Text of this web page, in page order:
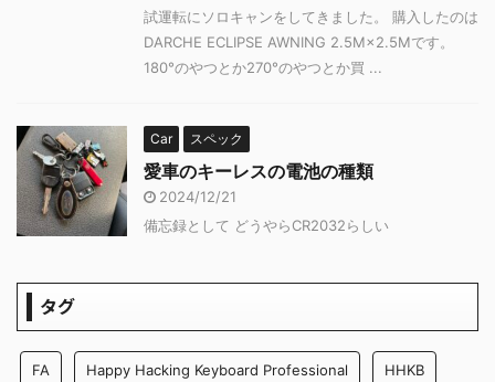
試運転にソロキャンをしてきました。 購入したのは
DARCHE ECLIPSE AWNING 2.5M×2.5Mです。
180°のやつとか270°のやつとか買 ...
Car スペック
愛車のキーレスの電池の種類
2024/12/21
備忘録として どうやらCR2032らしい
タグ
FA Happy Hacking Keyboard Professional HHKB